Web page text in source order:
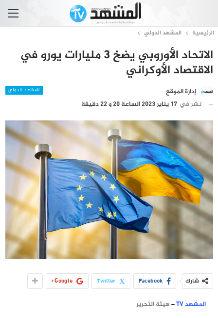
الرئيسية المشهد الدولي
الاتحاد الأوروبي يضخ 3 مليارات يورو في
الاقتصاد الأوكراني
المشهد الدولي
إدارة الموقع
نشر في 17 يناير 2023 الساعة 20 و 22 دقيقة
شارك Facebook
Twitter
Google+
المشهد TV –هيئة التحرير